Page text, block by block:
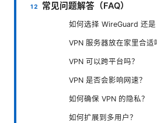
常见问题解答（FAQ）
如何选择 WireGuard 还是
VPN 服务器放在家里合适
VPN 可以跨平台吗？
VPN 是否会影响网速？
如何确保 VPN 的隐私？
如何扩展到多用户？